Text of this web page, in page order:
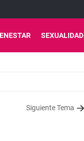
SEXUALIDAD
Siguiente Tema